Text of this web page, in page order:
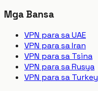
Mga Bansa
VPN para sa UAE
VPN para sa Iran
VPN para sa Tsina
VPN para sa Rusya
VPN para sa Turkey